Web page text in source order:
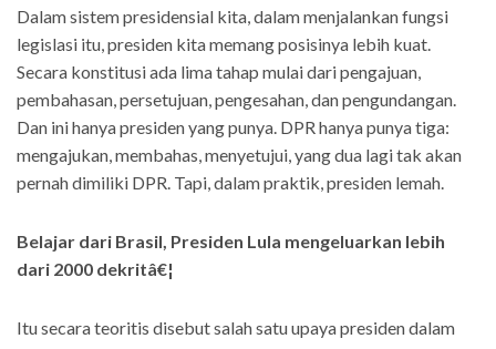
Dalam sistem presidensial kita, dalam menjalankan fungsi
legislasi itu, presiden kita memang posisinya lebih kuat.
Secara konstitusi ada lima tahap mulai dari pengajuan,
pembahasan, persetujuan, pengesahan, dan pengundangan.
Dan ini hanya presiden yang punya. DPR hanya punya tiga:
mengajukan, membahas, menyetujui, yang dua lagi tak akan
pernah dimiliki DPR. Tapi, dalam praktik, presiden lemah.
Belajar dari Brasil, Presiden Lula mengeluarkan lebih
dari 2000 dekritâ€¦
Itu secara teoritis disebut salah satu upaya presiden dalam